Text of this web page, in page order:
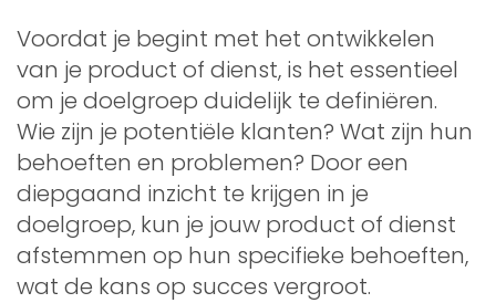
Voordat je begint met het ontwikkelen
van je product of dienst, is het essentieel
om je doelgroep duidelijk te definiëren.
Wie zijn je potentiële klanten? Wat zijn hun
behoeften en problemen? Door een
diepgaand inzicht te krijgen in je
doelgroep, kun je jouw product of dienst
afstemmen op hun specifieke behoeften,
wat de kans op succes vergroot.